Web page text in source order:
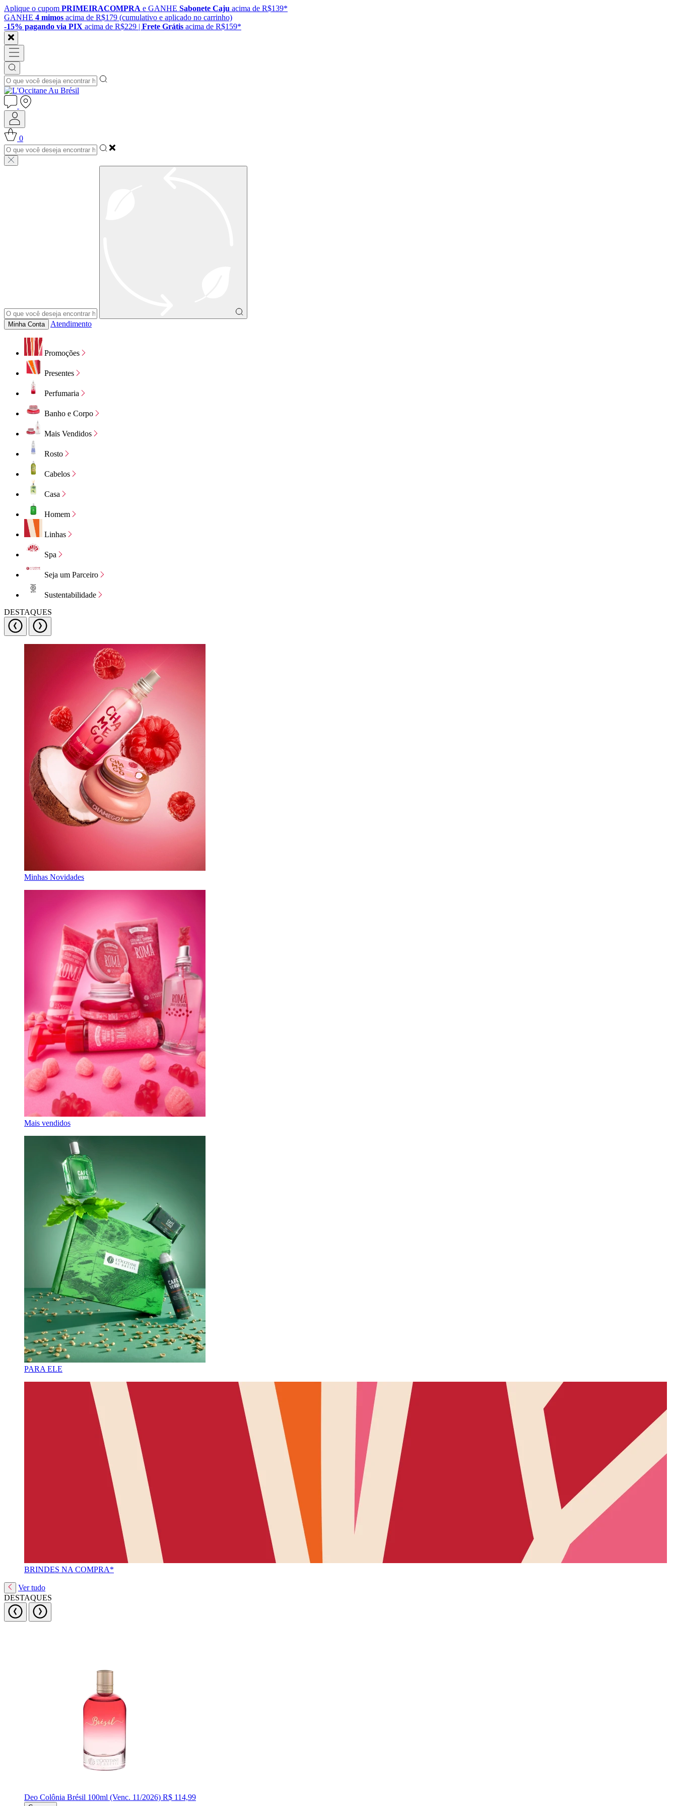
Aplique o cupom PRIMEIRACOMPRA e GANHE Sabonete Caju acima de R$139*
GANHE 4 mimos acima de R$179 (cumulativo e aplicado no carrinho)
-15% pagando via PIX acima de R$229 | Frete Grátis acima de R$159*
0
Minha Conta Atendimento
Promoções
Presentes
Perfumaria
Banho e Corpo
Mais Vendidos
Rosto
Cabelos
Casa
Homem
Linhas
Spa
Seja um Parceiro
Sustentabilidade
DESTAQUES
Minhas Novidades
Mais vendidos
PARA ELE
BRINDES NA COMPRA*
Ver tudo
DESTAQUES
Deo Colônia Brésil 100ml (Venc. 11/2026) R$ 114,99